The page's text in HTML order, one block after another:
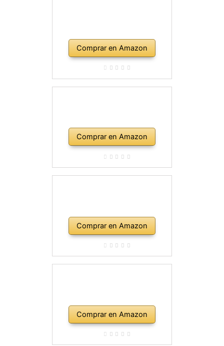
Comprar en Amazon
Comprar en Amazon
Comprar en Amazon
Comprar en Amazon